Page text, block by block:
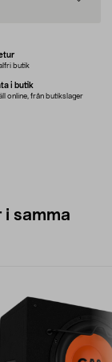
butik
i butik
online, från butikslager
samma